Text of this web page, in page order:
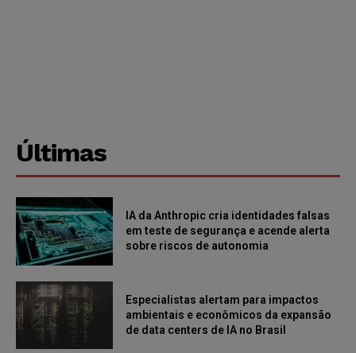
Últimas
IA da Anthropic cria identidades falsas
em teste de segurança e acende alerta
sobre riscos de autonomia
Especialistas alertam para impactos
ambientais e econômicos da expansão
de data centers de IA no Brasil